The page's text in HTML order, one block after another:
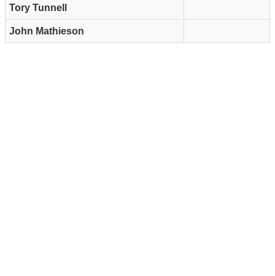
Tory Tunnell
John Mathieson